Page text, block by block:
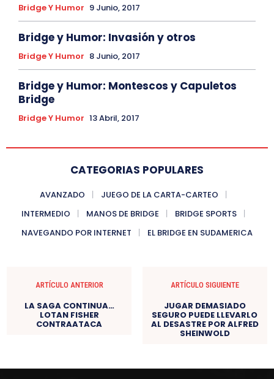
Bridge Y Humor 9 Junio, 2017
Bridge y Humor: Invasión y otros
Bridge Y Humor 8 Junio, 2017
Bridge y Humor: Montescos y Capuletos
Bridge
Bridge Y Humor 13 Abril, 2017
CATEGORIAS POPULARES
AVANZADO
JUEGO DE LA CARTA-CARTEO
INTERMEDIO
MANOS DE BRIDGE
BRIDGE SPORTS
NAVEGANDO POR INTERNET
EL BRIDGE EN SUDAMERICA
ARTÍCULO ANTERIOR
LA SAGA CONTINUA…
LOTAN FISHER
CONTRAATACA
ARTÍCULO SIGUIENTE
JUGAR DEMASIADO
SEGURO PUEDE LLEVARLO
AL DESASTRE POR ALFRED
SHEINWOLD